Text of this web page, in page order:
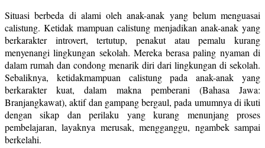
Situasi berbeda di alami oleh anak-anak yang belum menguasai
calistung. Ketidak mampuan calistung menjadikan anak-anak yang
berkarakter introvert, tertutup, penakut atau pemalu kurang
menyenangi lingkungan sekolah. Mereka berasa paling nyaman di
dalam rumah dan condong menarik diri dari lingkungan di sekolah.
Sebaliknya, ketidakmampuan calistung pada anak-anak yang
berkarakter kuat, dalam makna pemberani (Bahasa Jawa:
Branjangkawat), aktif dan gampang bergaul, pada umumnya di ikuti
dengan sikap dan perilaku yang kurang menunjang proses
pembelajaran, layaknya merusak, mengganggu, ngambek sampai
berkelahi.